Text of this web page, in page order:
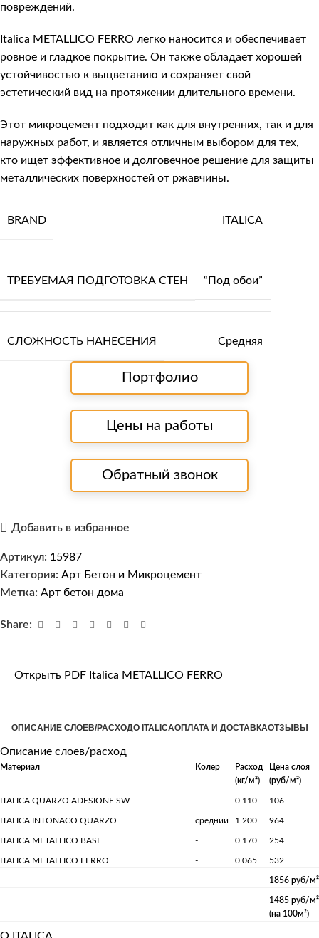
повреждений.
Italica METALLICO FERRO легко наносится и обеспечивает
ровное и гладкое покрытие. Он также обладает хорошей
устойчивостью к выцветанию и сохраняет свой
эстетический вид на протяжении длительного времени.
Этот микроцемент подходит как для внутренних, так и для
наружных работ, и является отличным выбором для тех,
кто ищет эффективное и долговечное решение для защиты
металлических поверхностей от ржавчины.
BRAND ITALICA
ТРЕБУЕМАЯ ПОДГОТОВКА СТЕН “Под обои”
СЛОЖНОСТЬ НАНЕСЕНИЯ Средняя
Портфолио
Цены на работы
Обратный звонок
Добавить в избранное
Артикул: 15987
Категория: Арт Бетон и Микроцемент
Метка: Арт бетон дома
Share:
Открыть PDF Italica METALLICO FERRO
ОПИСАНИЕ СЛОЕВ/РАСХОДО ITALICAОПЛАТА И ДОСТАВКАОТЗЫВЫ
Описание слоев/расход
Материал Колер
Расход
(кг/м²)
Цена слоя
(руб/м²)
ITALICA QUARZO ADESIONE SW - 0.110 106
ITALICA INTONACO QUARZO средний 1.200 964
ITALICA METALLICO BASE - 0.170 254
ITALICA METALLICO FERRO - 0.065 532
1856 руб/м²
1485 руб/м²
(на 100м²)